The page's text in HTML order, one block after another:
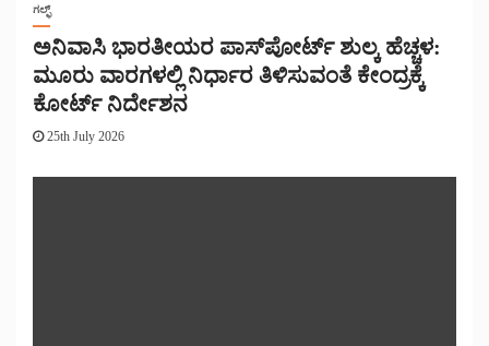
ಗಲ್ಫ್
ಅನಿವಾಸಿ ಭಾರತೀಯರ ಪಾಸ್‌ಪೋರ್ಟ್ ಶುಲ್ಕ ಹೆಚ್ಚಳ:
ಮೂರು ವಾರಗಳಲ್ಲಿ ನಿರ್ಧಾರ ತಿಳಿಸುವಂತೆ ಕೇಂದ್ರಕ್ಕೆ
ಕೋರ್ಟ್ ನಿರ್ದೇಶನ
25th July 2026